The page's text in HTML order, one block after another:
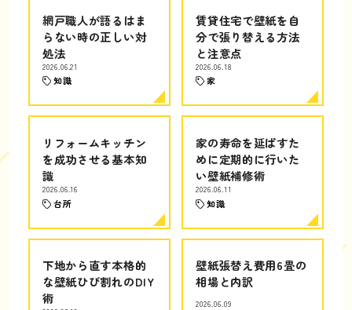
網戸職人が語るはま
らない時の正しい対
処法
2026.06.21
知識
賃貸住宅で壁紙を自
分で張り替える方法
と注意点
2026.06.18
家
リフォームキッチン
を成功させる基本知
識
2026.06.16
台所
家の寿命を延ばすた
めに定期的に行いた
い壁紙補修術
2026.06.11
知識
下地から直す本格的
な壁紙ひび割れのDIY
術
壁紙張替え費用6畳の
相場と内訳
2026.06.09